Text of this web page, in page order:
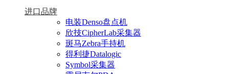
进口品牌
电装Denso盘点机
欣技CipherLab采集器
斑马Zebra手持机
得利捷Datalogic
Symbol采集器